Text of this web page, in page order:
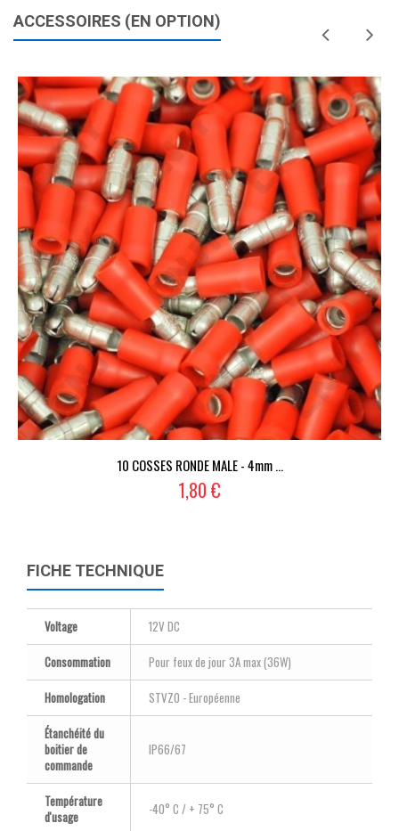
ACCESSOIRES (EN OPTION)
10 COSSES RONDE MALE - 4mm ...
1,80 €
FICHE TECHNIQUE
Voltage
12V DC
Consommation
Pour feux de jour 3A max (36W)
Homologation
STVZO - Européenne
Étanchéité du
boitier de
commande
IP66/67
Température
d'usage
-40° C / + 75° C